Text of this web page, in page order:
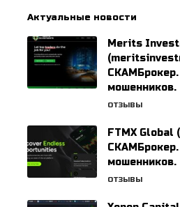
Актуальные новости
Merits
мошенников.
ОТЗЫВЫ
FTMX
мошенников.
ОТЗЫВЫ